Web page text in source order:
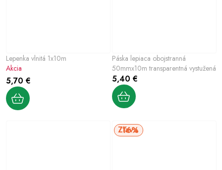
Lepenka vlnitá 1x10m
5,70 €
Akcia
Páska lepiaca obojstranná
50mmx10m transparentná vystužená
5,40 €
16%